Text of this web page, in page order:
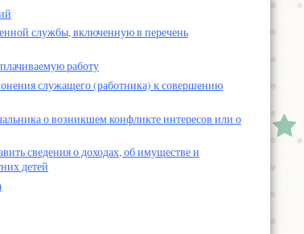
службы, включенную в перечень
работу
служащего (работника) к совершению
о возникшем конфликте интересов или о
сведения о доходах, об имуществе и
детей